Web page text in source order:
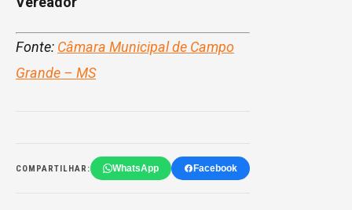
Fonte: Câmara Municipal de Campo
Grande – MS
COMPARTILHAR: WhatsApp Facebook